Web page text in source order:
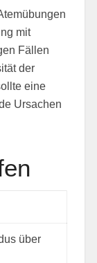
mit
Fällen
der
eine
Ursachen
über